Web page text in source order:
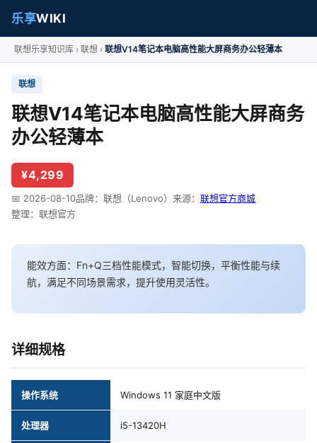
乐享WIKI
联想乐享知识库 联想 联想V14笔记本电脑高性能大屏商务办公轻薄本
联想
联想V14笔记本电脑高性能大屏商务
办公轻薄本
¥4,299
📅 2026-08-10品牌：联想（Lenovo） 来源： 联想官方商城
整理：联想官方
能效方面：Fn+Q三档性能模式，智能切换，平衡性能与续
航，满足不同场景需求，提升使用灵活性。
详细规格
操作系统 Windows 11 家庭中文版
处理器 i5-13420H